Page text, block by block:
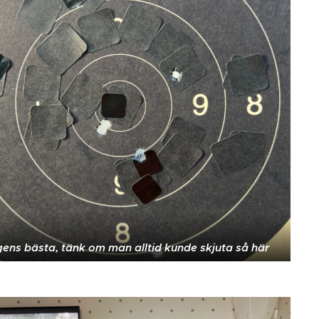
bästa, tänk om man alltid kunde skjuta så här